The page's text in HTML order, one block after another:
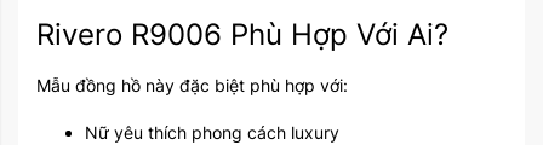
Rivero R9006 Phù Hợp Với Ai?
Mẫu đồng hồ này đặc biệt phù hợp với:
Nữ yêu thích phong cách luxury